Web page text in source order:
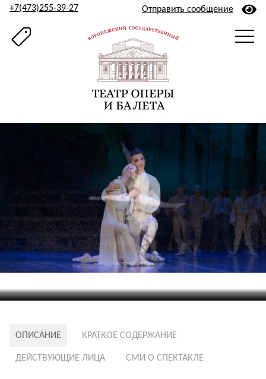
+7(473)255-39-27 Отправить сообщение
ОПИСАНИЕ КРАТКОЕ СОДЕРЖАНИЕ
ДЕЙСТВУЮЩИЕ ЛИЦА СМИ О СПЕКТАКЛЕ